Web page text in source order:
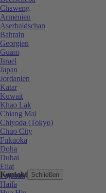
Kontakt Schließen
Chaweng
Armenien
Aserbaidschan
Bahrain
Georgien
Guam
Israel
Japan
Jordanien
Katar
Kuwait
Khao Lak
Chiang Mai
Chiyoda (Tokyo)
Chuo City
Fukuoka
Doha
Dubai
Eilat
Fujairah
Haifa